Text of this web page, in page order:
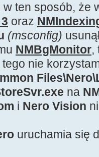
ten sposób, że
oraz
(msconfig)
NMBgMonitor,
tego nie
na
i Nero Vision
uruchamia się